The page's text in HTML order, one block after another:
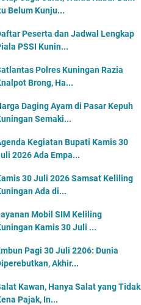
Belum Kunju...
Peserta dan Jadwal Lengkap
PSSI Kunin...
Polres Kuningan Razia
Brong, Ha...
Daging Ayam di Pasar Kepuh
Semaki...
Kegiatan Bupati Kamis 30
2026 Ada Empa...
30 Juli 2026 Samsat Keliling
Ada di...
Mobil SIM Keliling
Kamis 30 Juli ...
Pagi 30 Juli 2206: Dunia
Akhir...
Kawan, Hanya Salat yang Tidak
Pajak, In...